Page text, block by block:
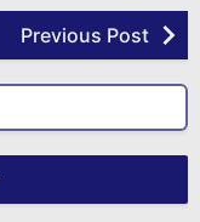
Previous Post